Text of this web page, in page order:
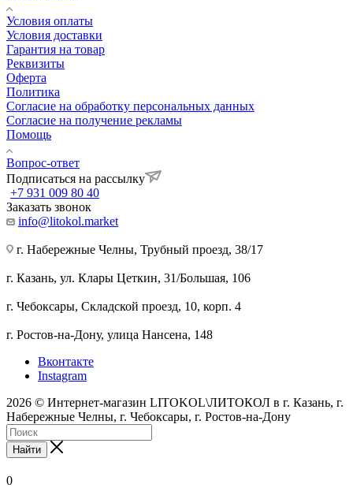
Условия оплаты
Условия доставки
Гарантия на товар
Реквизиты
Оферта
Политика
Согласие на обработку персональных данных
Согласие на получение рекламы
Помощь
Вопрос-ответ
Подписаться на рассылку
+7 931 009 80 40
Заказать звонок
info@litokol.market
г. Набережные Челны, Трубный проезд, 38/17
г. Казань, ул. Клары Цеткин, 31/Большая, 106
г. Чебоксары, Складской проезд, 10, корп. 4
г. Ростов-на-Дону, улица Нансена, 148
Вконтакте
Instagram
2026 © Интернет-магазин LITOKOL\ЛИТОКОЛ в г. Казань, г.
Набережные Челны, г. Чебоксары, г. Ростов-на-Дону
Найти
0